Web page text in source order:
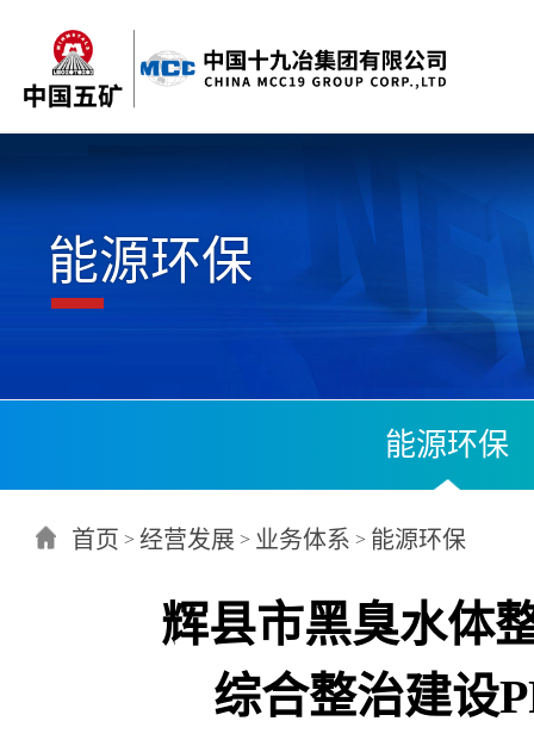
能源环保
能源环保
首页 > 经营发展 > 业务体系 > 能源环保
辉县市黑臭水体
综合整治建设